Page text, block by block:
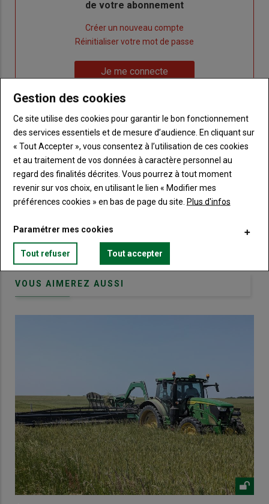
de votre abonnement
Créer un nouveau compte
de
Réinitialiser votre mot de passe
"Je
me
Je me connecte
Sous-
titre
Vous n'êtes pas abonné(e)
TITRE CRÉEZ UN COMPTE
Body Choisissez votre formule et créez votre
compte pour accéder à tout Terre de
Touraine.
Lien
VOUS AIMEREZ AUSSI
Gestion des cookies
Ce site utilise des cookies pour garantir le bon fonctionnement
des services essentiels et de mesure d’audience. En cliquant sur
« Tout Accepter », vous consentez à l’utilisation de ces cookies
et au traitement de vos données à caractère personnel au
regard des finalités décrites. Vous pourrez à tout moment
revenir sur vos choix, en utilisant le lien « Modifier mes
préférences cookies » en bas de page du site. Plus d'infos
Paramétrer mes cookies
Tout refuser Tout accepter